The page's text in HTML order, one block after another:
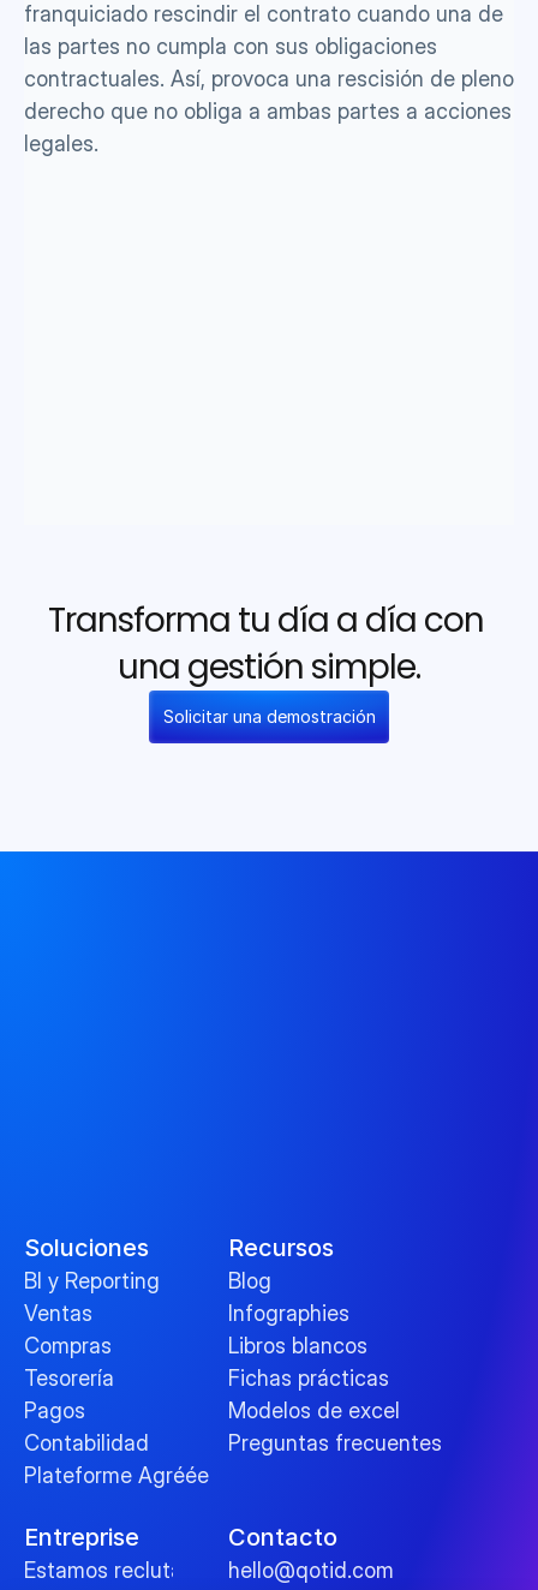
franquiciado rescindir el contrato cuando una de
las partes no cumpla con sus obligaciones
contractuales. Así, provoca una rescisión de pleno
derecho que no obliga a ambas partes a acciones
legales.
Transforma tu día a día con
una gestión simple.
Solicitar una demostración
Soluciones
BI y Reporting
Ventas
Compras
Tesorería
Pagos
Contabilidad
Plateforme Agréée
Recursos
Blog
Infographies
Libros blancos
Fichas prácticas
Modelos de excel
Preguntas frecuentes
Entreprise
Estamos reclutando
Contacto
hello@qotid.com